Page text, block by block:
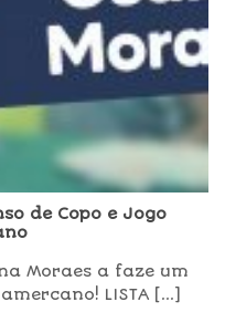
de Copo e Jogo
Moraes a faze um
LISTA [...]